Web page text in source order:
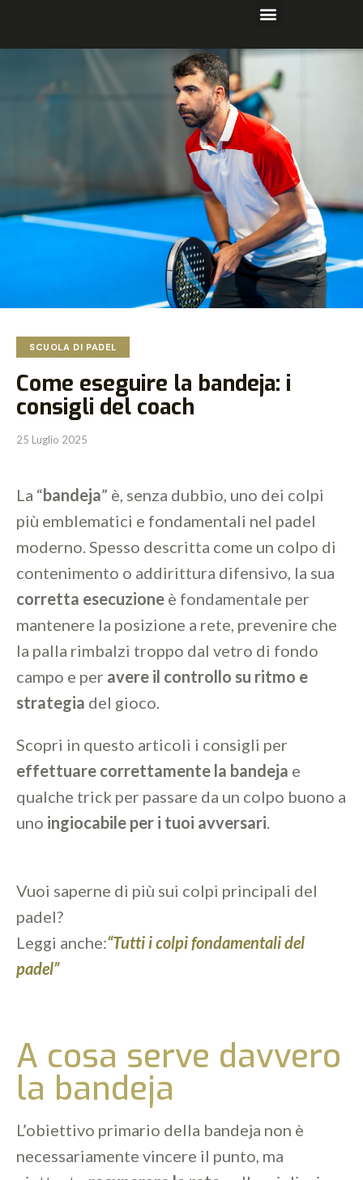
SCUOLA DI PADEL
Come eseguire la bandeja: i
consigli del coach
25 Luglio 2025
La “bandeja” è, senza dubbio, uno dei colpi
più emblematici e fondamentali nel padel
moderno. Spesso descritta come un colpo di
contenimento o addirittura difensivo, la sua
corretta esecuzione è fondamentale per
mantenere la posizione a rete, prevenire che
la palla rimbalzi troppo dal vetro di fondo
campo e per avere il controllo su ritmo e
strategia del gioco.
Scopri in questo articoli i consigli per
effettuare correttamente la bandeja e
qualche trick per passare da un colpo buono a
uno ingiocabile per i tuoi avversari
Vuoi saperne di più sui colpi principali del
padel?
Leggi anche:“Tutti i colpi fondamentali del
padel”
A cosa serve davvero
la bandeja
L’obiettivo primario della bandeja non è
necessariamente vincere il punto, ma